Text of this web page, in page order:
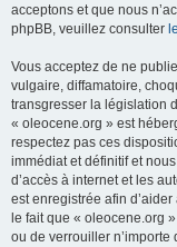
acceptons et que nous
phpBB, veuillez consulter
Vous acceptez de ne
vulgaire, diffamatoire,
transgresser la législation
« oleocene.org » est
respectez pas ces
immédiat et définitif et
d’accès à internet et les
est enregistrée afin
le fait que « oleocene.org
ou de verrouiller n’importe